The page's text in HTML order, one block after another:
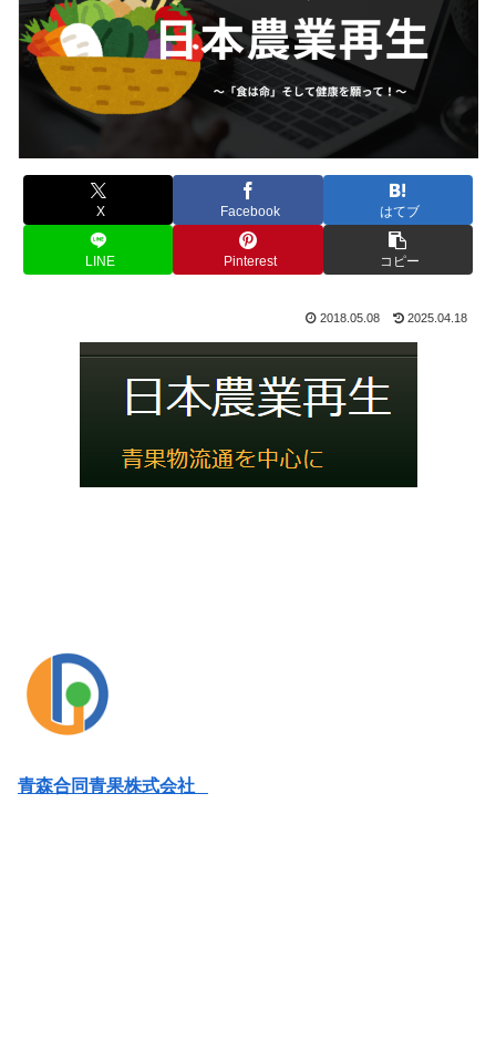
X Facebook はてブ
LINE Pinterest コピー
2018.05.08 2025.04.18
青森合同青果株式会社